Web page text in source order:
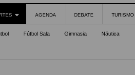
AGENDA DEBATE TURISMO
Fútbol Sala Gimnasia Náutica